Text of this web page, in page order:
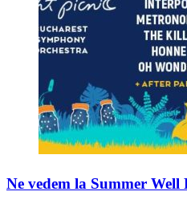
Ne vedem la Summer